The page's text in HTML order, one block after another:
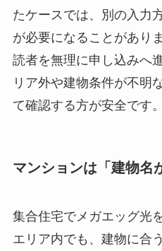
たケースでは、別の入力
が必要になることがあり
読者を無理に申し込みへ
リア外や建物条件が不明
て確認する方が安全です。
マンションは「建物名
集合住宅でメガエッグ光
エリア内でも、建物に合